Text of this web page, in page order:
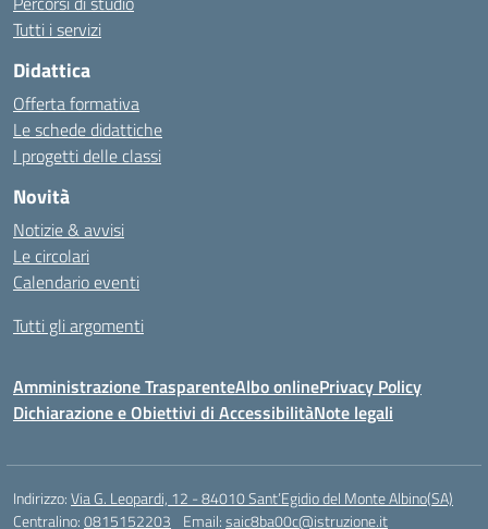
Tutti i servizi
Didattica
Offerta formativa
Le schede didattiche
I progetti delle classi
Novità
Notizie & avvisi
Le circolari
Calendario eventi
Tutti gli argomenti
Amministrazione TrasparenteAlbo onlinePrivacy Policy
Dichiarazione e Obiettivi di AccessibilitàNote legali
Indirizzo:Via G. Leopardi, 12 - 84010 Sant’Egidio del Monte Albino(SA)
Centralino:0815152203 Email:saic8ba00c@istruzione.it